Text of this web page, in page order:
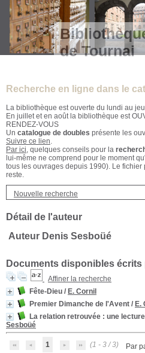
de Tournai
Recherche en ligne dans le
La bibliothèque est ouverte du lundi au
En juillet et en août la bibliothèque est
RENDEZ-VOUS
Un catalogue de doubles présente les
Suivre ce lien.
Par ici, quelques conseils pour la
lui-même ne comprend pour le moment
tous les ouvrages depuis 1990). Le
reste.
Nouvelle recherche
Détail de l'auteur
Auteur Denis Sesboüé
Documents disponibles écrits
Affiner la recherche
Fête-Dieu / E. Cornil
Premier Dimanche de l'Avent / E.
La relation retrouvée : une
Sesboüé
1 (1 - 3 / 3) Par